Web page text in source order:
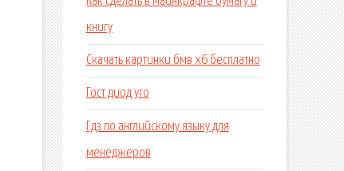
книгу
Скачать картинки бмв х6 бесплатно
Гост диод уго
Гдз по английскому языку для
менеджеров